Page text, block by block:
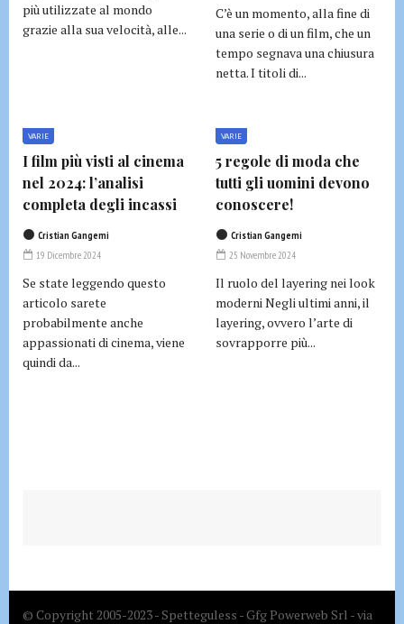
più utilizzate al mondo
grazie alla sua velocità, alle...
C’è un momento, alla fine di
una serie o di un film, che un
tempo segnava una chiusura
netta. I titoli di...
VARIE
I film più visti al cinema
nel 2024: l’analisi
completa degli incassi
Cristian Gangemi
19 Dicembre 2024
Se state leggendo questo
articolo sarete
probabilmente anche
appassionati di cinema, viene
quindi da...
VARIE
5 regole di moda che
tutti gli uomini devono
conoscere!
Cristian Gangemi
25 Novembre 2024
Il ruolo del layering nei look
moderni Negli ultimi anni, il
layering, ovvero l’arte di
sovrapporre più...
© Copyright 2005-2023 - Spetteguless - Gfg Powerweb Srl - via